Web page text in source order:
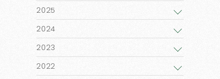
2025
2024
2023
2022